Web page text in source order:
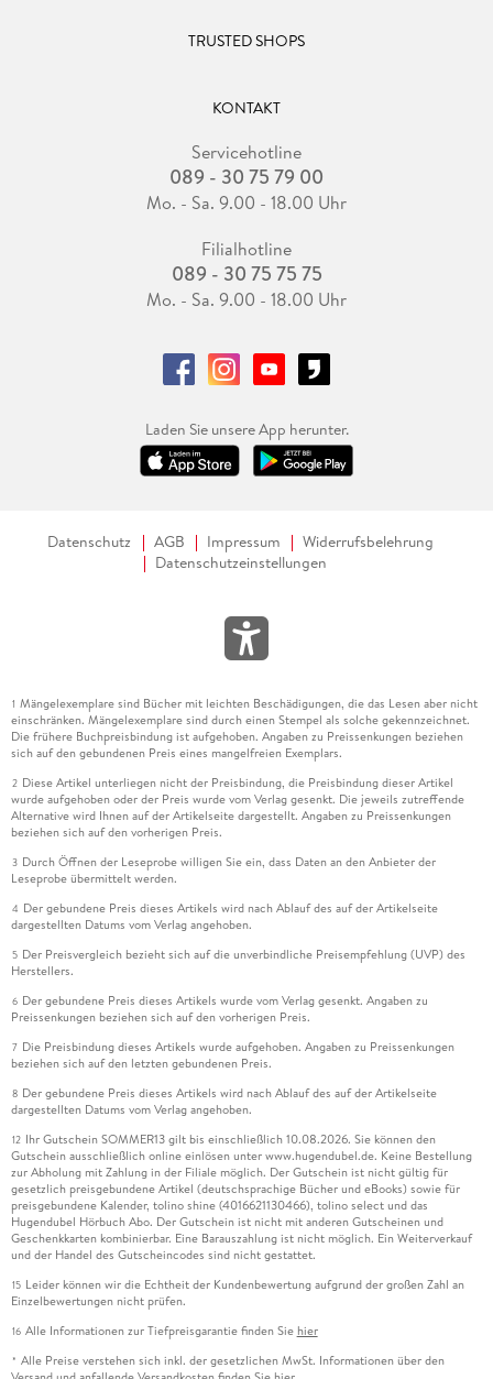
TRUSTED SHOPS
KONTAKT
Servicehotline
089 - 30 75 79 00
Mo. - Sa. 9.00 - 18.00 Uhr
Filialhotline
089 - 30 75 75 75
Mo. - Sa. 9.00 - 18.00 Uhr
Laden Sie unsere App herunter.
Datenschutz AGB Impressum
Widerrufsbelehrung
Datenschutzeinstellungen
1 Mängelexemplare sind Bücher mit leichten Beschädigungen, die das Lesen aber nicht
einschränken. Mängelexemplare sind durch einen Stempel als solche gekennzeichnet.
Die frühere Buchpreisbindung ist aufgehoben. Angaben zu Preissenkungen beziehen
sich auf den gebundenen Preis eines mangelfreien Exemplars.
2 Diese Artikel unterliegen nicht der Preisbindung, die Preisbindung dieser Artikel
wurde aufgehoben oder der Preis wurde vom Verlag gesenkt. Die jeweils zutreffende
Alternative wird Ihnen auf der Artikelseite dargestellt. Angaben zu Preissenkungen
beziehen sich auf den vorherigen Preis.
3 Durch Öffnen der Leseprobe willigen Sie ein, dass Daten an den Anbieter der
Leseprobe übermittelt werden.
4 Der gebundene Preis dieses Artikels wird nach Ablauf des auf der Artikelseite
dargestellten Datums vom Verlag angehoben.
5 Der Preisvergleich bezieht sich auf die unverbindliche Preisempfehlung (UVP) des
Herstellers.
6 Der gebundene Preis dieses Artikels wurde vom Verlag gesenkt. Angaben zu
Preissenkungen beziehen sich auf den vorherigen Preis.
7 Die Preisbindung dieses Artikels wurde aufgehoben. Angaben zu Preissenkungen
beziehen sich auf den letzten gebundenen Preis.
8 Der gebundene Preis dieses Artikels wird nach Ablauf des auf der Artikelseite
dargestellten Datums vom Verlag angehoben.
12 Ihr Gutschein SOMMER13 gilt bis einschließlich 10.08.2026. Sie können den
Gutschein ausschließlich online einlösen unter www.hugendubel.de. Keine Bestellung
zur Abholung mit Zahlung in der Filiale möglich. Der Gutschein ist nicht gültig für
gesetzlich preisgebundene Artikel (deutschsprachige Bücher und eBooks) sowie für
preisgebundene Kalender, tolino shine (4016621130466), tolino select und das
Hugendubel Hörbuch Abo. Der Gutschein ist nicht mit anderen Gutscheinen und
Geschenkkarten kombinierbar. Eine Barauszahlung ist nicht möglich. Ein Weiterverkauf
und der Handel des Gutscheincodes sind nicht gestattet.
15 Leider können wir die Echtheit der Kundenbewertung aufgrund der großen Zahl an
Einzelbewertungen nicht prüfen.
16 Alle Informationen zur Tiefpreisgarantie finden Sie hier
* Alle Preise verstehen sich inkl. der gesetzlichen MwSt. Informationen über den